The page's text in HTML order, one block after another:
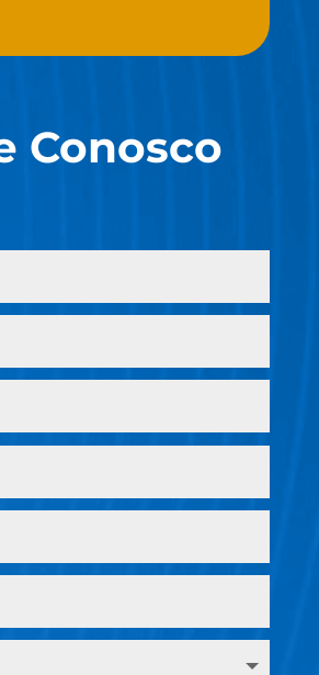
Conosco